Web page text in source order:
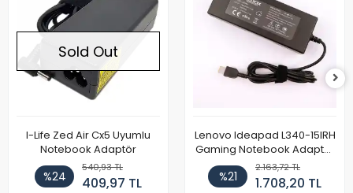
Sold Out
I-Life Zed Air Cx5 Uyumlu
Notebook Adaptör
%24
540,93 TL
409,97 TL
Lenovo Ideapad L340-15IRH
Gaming Notebook Adaptör
Cihazı Şarj Aleti (150W)
%21
2.163,72 TL
1.708,20 TL